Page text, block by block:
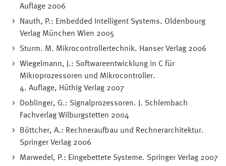
Auflage 2006
Nauth, P.: Embedded Intelligent Systems. Oldenbourg
Verlag München Wien 2005
Sturm. M. Mikrocontrollertechnik. Hanser Verlag 2006
Wiegelmann, J.: Softwareentwicklung in C für
Mikroprozessoren und Mikrocontroller.
4. Auflage, Hüthig Verlag 2007
Doblinger, G.: Signalprozessoren. J. Schlembach
Fachverlag Wilburgstetten 2004
Böttcher, A.: Rechneraufbau und Rechnerarchitektur.
Springer Verlag 2006
Marwedel, P.: Eingebettete Systeme. Springer Verlag 2007